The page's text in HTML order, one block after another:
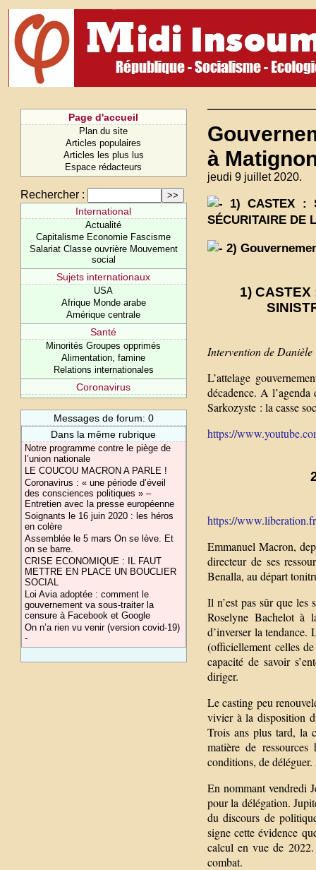
Page d'accueil
Plan du site
Articles populaires
Articles les plus lus
Espace rédacteurs
Rechercher :
International
Actualité
Capitalisme Economie Fascisme
Salariat Classe ouvrière Mouvement
social
Sujets internationaux
USA
Afrique Monde arabe
Amérique centrale
Santé
Minorités Groupes opprimés
Alimentation, famine
Relations internationales
Coronavirus
Messages de forum: 0
Dans la même rubrique
Notre programme contre le piège de
l’union nationale
LE COUCOU MACRON A PARLE !
Coronavirus : « une période d’éveil
des consciences politiques » –
Entretien avec la presse européenne
Soignants le 16 juin 2020 : les héros
en colère
Assemblée le 5 mars On se lève. Et
on se barre.
CRISE ECONOMIQUE : IL FAUT
METTRE EN PLACE UN BOUCLIER
SOCIAL
Loi Avia adoptée : comment le
gouvernement va sous-traiter la
censure à Facebook et Google
On n’a rien vu venir (version covid-19)
-
à
jeudi 9 juillet 2020.
1) CASTEX :
SÉCURITAIRE DE
2)
1) CASTEX
Intervention de
L’attelage
décadence. A
Sarkozyste : la casse
https://
https://
Emmanuel Macron,
directeur de ses
Benalla, au départ
Il n’est pas sûr que les
Roselyne Bachelot à
d’inverser la tendance.
(officiellement celles
capacité de savoir
diriger.
Le casting peu
vivier à la disposition
Trois ans plus tard, la
matière de
conditions, de
En nommant vendredi
pour la délégation.
du discours de
signe cette évidence
calcul en vue de
combat.